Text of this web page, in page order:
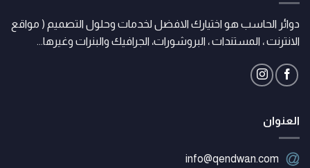
دوائر الحاسب هو اختيارك الافضل لخدمات وحلول التصميم ( مواقع
الانترنت ، المستندات ، البروشورات، الجرافيك والبنرات وغيرها...
العنوان
info@qendwan.com